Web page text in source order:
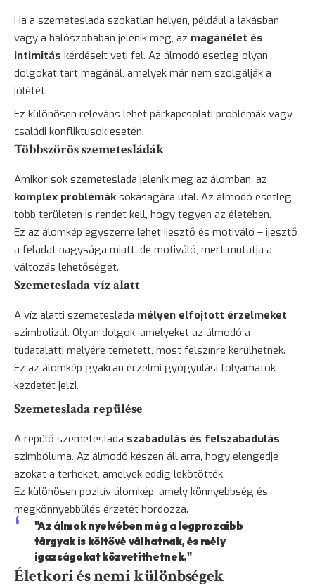
Ha a szemeteslada szokatlan helyen, például a lakásban
vagy a hálószobában jelenik meg, az magánélet és
intimitás kérdéseit veti fel. Az álmodó esetleg olyan
dolgokat tart magánál, amelyek már nem szolgálják a
jólétét.
Ez különösen releváns lehet párkapcsolati problémák vagy
családi konfliktusok esetén.
Többszörös szemetesládák
Amikor sok szemeteslada jelenik meg az álomban, az
komplex problémáksokaságára utal. Az álmodó esetleg
több területen is rendet kell, hogy tegyen az életében.
Ez az álomkép egyszerre lehet ijesztő és motiváló – ijesztő
a feladat nagysága miatt, de motiváló, mert mutatja a
változás lehetőségét.
Szemeteslada víz alatt
A víz alatti szemeteslada mélyen elfojtott érzelmeket
szimbolizál. Olyan dolgok, amelyeket az álmodó a
tudatalatti mélyére temetett, most felszínre kerülhetnek.
Ez az álomkép gyakran érzelmi gyógyulási folyamatok
kezdetét jelzi.
Szemeteslada repülése
A repülő szemeteslada szabadulás és felszabadulás
szimbóluma. Az álmodó készen áll arra, hogy elengedje
azokat a terheket, amelyek eddig lekötötték.
Ez különösen pozitív álomkép, amely könnyebbség és
megkönnyebbülés érzetét hordozza.
"Az álmok nyelvében még a legprozaibb
tárgyak is költővé válhatnak, és mély
igazságokat közvetíthetnek."
Életkori és nemi különbségek